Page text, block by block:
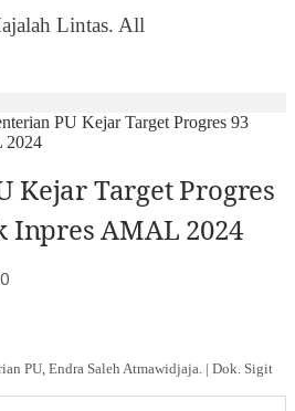
Lintas. All
PU Kejar Target Progres 93
2024
Kejar Target Progres
Inpres AMAL 2024
PU, Endra Saleh Atmawidjaja. | Dok. Sigit